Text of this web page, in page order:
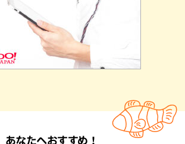
あなたへおすすめ！